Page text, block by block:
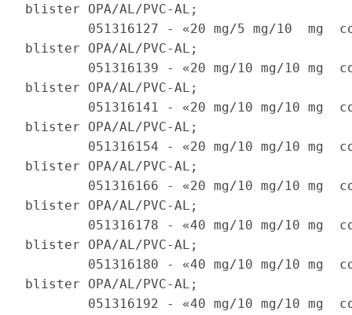
blister OPA/AL/PVC-AL;
051316127 - «20 mg/5 mg/10  mg
blister OPA/AL/PVC-AL;
051316139 - «20 mg/10 mg/10 mg
blister OPA/AL/PVC-AL;
051316141 - «20 mg/10 mg/10 mg
blister OPA/AL/PVC-AL;
051316154 - «20 mg/10 mg/10 mg
blister OPA/AL/PVC-AL;
051316166 - «20 mg/10 mg/10 mg
blister OPA/AL/PVC-AL;
051316178 - «40 mg/10 mg/10 mg
blister OPA/AL/PVC-AL;
051316180 - «40 mg/10 mg/10 mg
blister OPA/AL/PVC-AL;
051316192 - «40 mg/10 mg/10 mg